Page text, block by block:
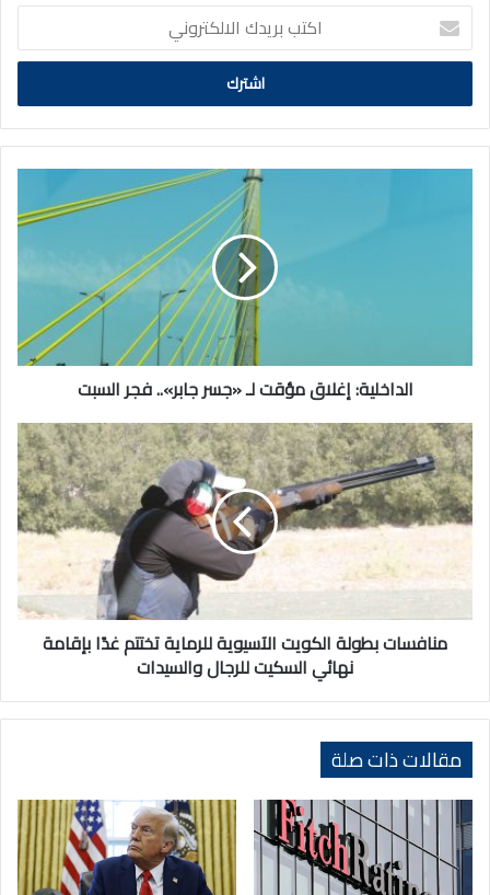
اكتب
بريدك
الالكتروني
الداخلية: إغلاق مؤقت لـ «جسر جابر».. فجر السبت
منافسات
بطولة
الكويت
الآسيوية
للرماية
بإقامة
نهائي
السكيت
منافسات بطولة الكويت الآسيوية للرماية تختتم غدًا بإقامة
نهائي السكيت للرجال والسيدات
مقالات ذات صلة